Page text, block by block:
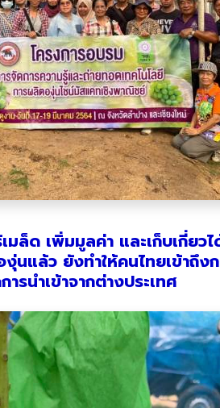
มล็ด เพิ่มมูลค่า และเก็บเกี่ย
นแล้ว ยังทำให้คนไทยเข้าถึ
ารนำเข้าจากต่างประเทศ